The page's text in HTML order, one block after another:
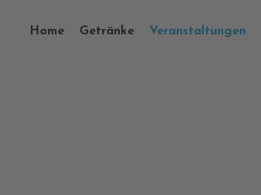
Home Getränke Veranstaltungen